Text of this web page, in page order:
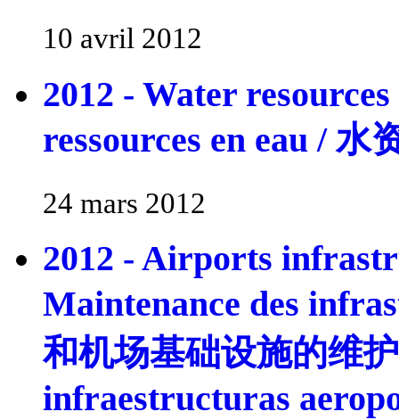
10 avril 2012
2012 - Water
ressources en eau / 水
24 mars 2012
2012 - Airports
Maintenance des
和机场基础设施的维
infraestructuras